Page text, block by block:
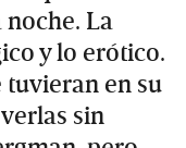
noche. La
y lo erótico.
tuvieran en su
sin